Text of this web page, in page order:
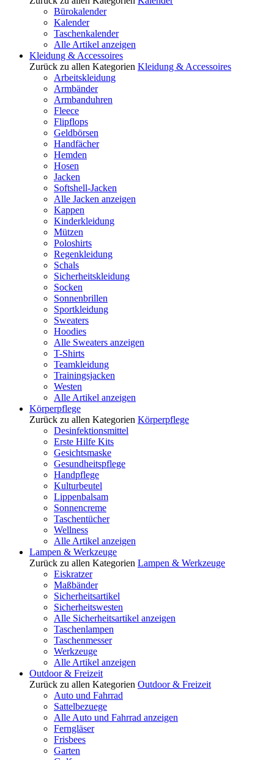
Bürokalender
Kalender
Taschenkalender
Alle Artikel anzeigen
Kleidung & Accessoires
Zurück zu allen Kategorien Kleidung & Accessoires
Arbeitskleidung
Armbänder
Armbanduhren
Fleece
Flipflops
Geldbörsen
Handfächer
Hemden
Hosen
Jacken
Softshell-Jacken
Alle Jacken anzeigen
Kappen
Kinderkleidung
Mützen
Poloshirts
Regenkleidung
Schals
Sicherheitskleidung
Socken
Sonnenbrillen
Sportkleidung
Sweaters
Hoodies
Alle Sweaters anzeigen
T-Shirts
Teamkleidung
Trainingsjacken
Westen
Alle Artikel anzeigen
Körperpflege
Zurück zu allen Kategorien Körperpflege
Desinfektionsmittel
Erste Hilfe Kits
Gesichtsmaske
Gesundheitspflege
Handpflege
Kulturbeutel
Lippenbalsam
Sonnencreme
Taschentücher
Wellness
Alle Artikel anzeigen
Lampen & Werkzeuge
Zurück zu allen Kategorien Lampen & Werkzeuge
Eiskratzer
Maßbänder
Sicherheitsartikel
Sicherheitswesten
Alle Sicherheitsartikel anzeigen
Taschenlampen
Taschenmesser
Werkzeuge
Alle Artikel anzeigen
Outdoor & Freizeit
Zurück zu allen Kategorien Outdoor & Freizeit
Auto und Fahrrad
Sattelbezuege
Alle Auto und Fahrrad anzeigen
Ferngläser
Frisbees
Garten